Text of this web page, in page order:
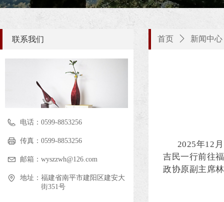
电话： 0599-8853256
传真： 0599-8853256
邮箱： wyszzwh@126.com
地址： 福建省南平市建阳区建安大
街351号
联系我们
2025年12
吉民一行前往
政协原副主席
首页 ꄲ 新闻中心